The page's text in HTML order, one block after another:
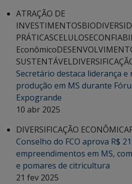
ATRAÇÃO DE
INVESTIMENTOS
PRÁTICASCELULOSE
Econômico
SUSTENTÁVEL
Secretário destaca liderança e
produção em MS durante
Expogrande
10 abr 2025
DIVERSIFICAÇÃO ECONÔMICA
Conselho do FCO aprova R$
empreendimentos em MS,
e pomares de citricultura
21 fev 2025